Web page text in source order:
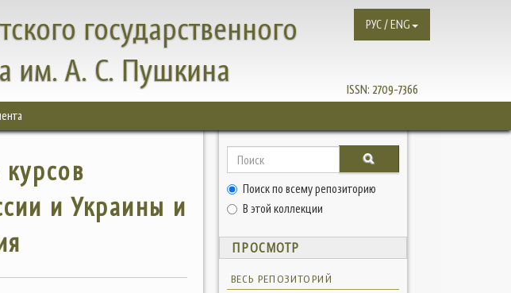
государственного
им. А. С. Пушкина
ISSN: 2709-7366
РУС / ENG
и Украины и
Поиск по всему репозиторию
В этой коллекции
ПРОСМОТР
ВЕСЬ РЕПОЗИТОРИЙ